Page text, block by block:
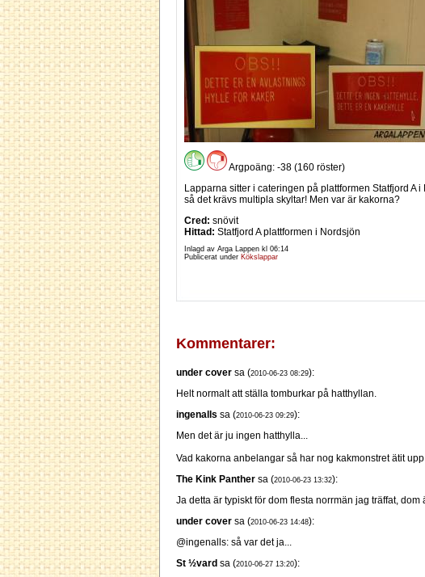
Argpoäng: -38 (160 röster)
Lapparna sitter i cateringen på plattformen Statfjord
så det krävs multipla skyltar! Men var är kakorna?
Cred: snövit
Hittad: Statfjord A plattformen i Nordsjön
Inlagd av Arga Lappen kl 06:14
Publicerat under Kökslappar
Kommentarer:
under cover sa (2010-06-23 08:29):
Helt normalt att ställa tomburkar på hatthyllan.
ingenalls sa (2010-06-23 09:29):
Men det är ju ingen hatthylla...
Vad kakorna anbelangar så har nog kakmonstret ätit
The Kink Panther sa (2010-06-23 13:32):
Ja detta är typiskt för dom flesta norrmän jag träffat,
under cover sa (2010-06-23 14:48):
@ingenalls: så var det ja...
St ½vard sa (2010-06-27 13:20):